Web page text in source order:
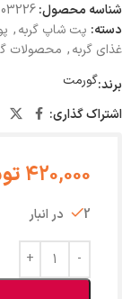
شناسه محصول:
دسته: پت شاپ گربه,
غذای گربه, محصولات
برند:گورمت
اشتراک گذاری:
420,000
2 در انبار